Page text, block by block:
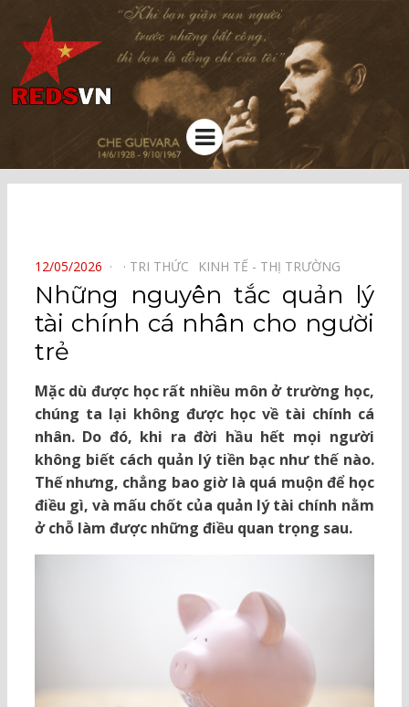
Kênh chia sẻ tri thức cộng đồng
Menu
POSTED
ON
12/05/2026 TRI THỨC⠀ KINH TẾ - THỊ TRƯỜNG⠀
Những nguyên tắc quản lý
tài chính cá nhân cho người
trẻ
Mặc dù được học rất nhiều môn ở trường học,
chúng ta lại không được học về tài chính cá
nhân. Do đó, khi ra đời hầu hết mọi người
không biết cách quản lý tiền bạc như thế nào.
Thế nhưng, chẳng bao giờ là quá muộn để học
điều gì, và mấu chốt của quản lý tài chính nằm
ở chỗ làm được những điều quan trọng sau.